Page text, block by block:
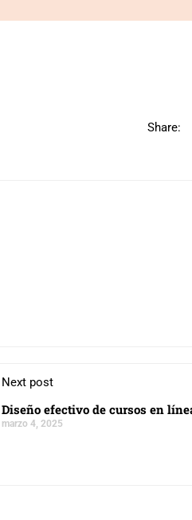
Share:
Next post
Diseño efectivo de cursos en
marzo 4, 2025